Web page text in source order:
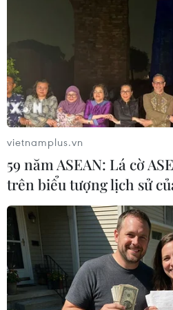
Phó Thủ tướng Phạm Thị
dự lễ khởi công xây Trường
Nam Đàn 1
07/08/2026 04:30
Hỗ trợ thúc đẩy xã hội học
mọi người dân đều có cơ hội
tri thức
07/08/2026 03:40
Vụ chuyên Tuyên Quang:
hủy bỏ giấy chứng nhận kết
vietnamplus.vn
59 năm ASEAN: Lá cờ
trên biểu tượng lịch sử